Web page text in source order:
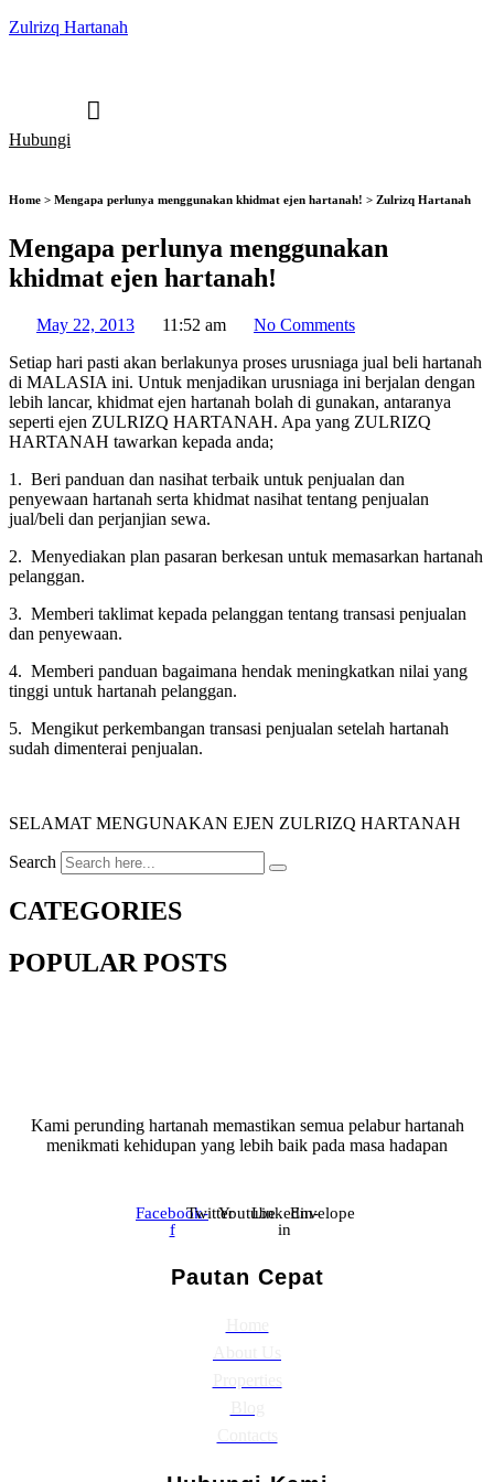
Zulrizq Hartanah
Hubungi
Home > Mengapa perlunya menggunakan khidmat ejen hartanah! > Zulrizq Hartanah
Mengapa perlunya menggunakan
khidmat ejen hartanah!
May 22, 2013 11:52 am
No Comments
Setiap hari pasti akan berlakunya proses urusniaga jual beli hartanah
di MALASIA ini. Untuk menjadikan urusniaga ini berjalan dengan
lebih lancar, khidmat ejen hartanah bolah di gunakan, antaranya
seperti ejen ZULRIZQ HARTANAH. Apa yang ZULRIZQ
HARTANAH tawarkan kepada anda;
1. Beri panduan dan nasihat terbaik untuk penjualan dan
penyewaan hartanah serta khidmat nasihat tentang penjualan
jual/beli dan perjanjian sewa.
2. Menyediakan plan pasaran berkesan untuk memasarkan hartanah
pelanggan.
3. Memberi taklimat kepada pelanggan tentang transasi penjualan
dan penyewaan.
4. Memberi panduan bagaimana hendak meningkatkan nilai yang
tinggi untuk hartanah pelanggan.
5. Mengikut perkembangan transasi penjualan setelah hartanah
sudah dimenterai penjualan.
SELAMAT MENGUNAKAN EJEN ZULRIZQ HARTANAH
Search
CATEGORIES
POPULAR POSTS
Kami perunding hartanah memastikan semua pelabur hartanah
menikmati kehidupan yang lebih baik pada masa hadapan
Facebook-
f
TwitterYoutubeLinkedin-
in
Envelope
Pautan Cepat